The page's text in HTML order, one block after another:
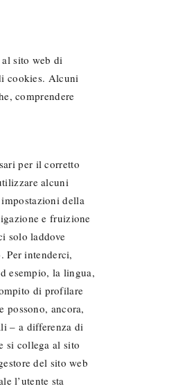
sito web di
cookies. Alcuni
comprendere
per il corretto
alcuni
della
e fruizione
solo laddove
Per intenderci,
esempio, la lingua,
di profilare
possono, ancora,
– a differenza di
si collega al sito
del sito web
l’utente sta